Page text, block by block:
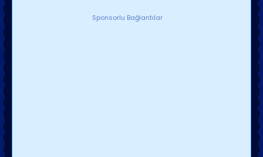
Sponsorlu Bağlantılar